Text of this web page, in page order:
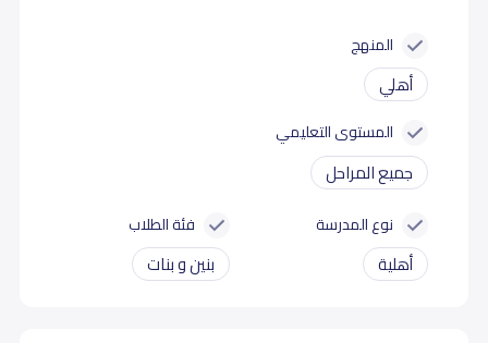
المنهج
أهلي
المستوى التعليمي
جميع المراحل
نوع المدرسة
أهلية
فئة الطلاب
بنين و بنات